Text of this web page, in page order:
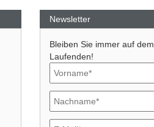
Newsletter
Bleiben Sie immer auf dem
Laufenden!